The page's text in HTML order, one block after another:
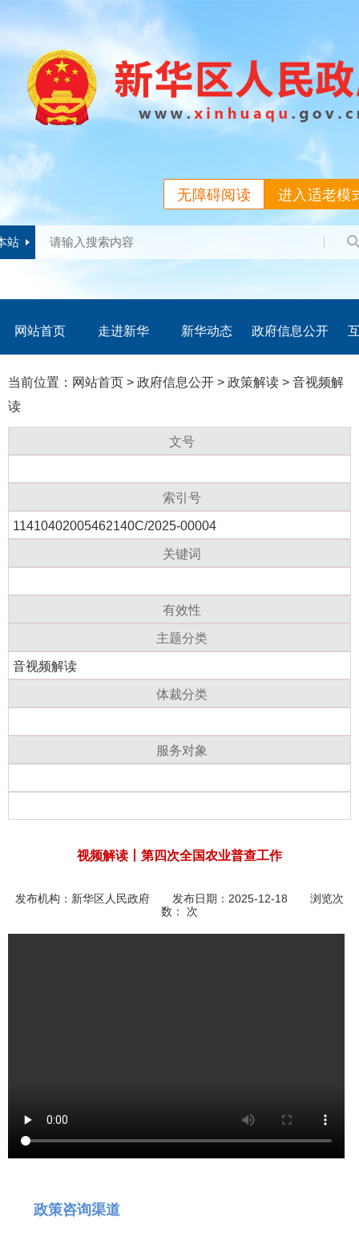
进入适老模
无障碍阅读
站
网站首页 走进新华 新华动态 政府信息公开
当前位置： 网站首页 > 政府信息公开 > 政策解读 > 音视频解
读
文号
索引号
11410402005462140C/2025-00004
关键词
有效性
主题分类
音视频解读
体裁分类
服务对象
视频解读丨第四次全国农业普查工作
发布机构： 新华区人民政府 发布日期：2025-12-18 浏览次
数：
次
政策咨询渠道